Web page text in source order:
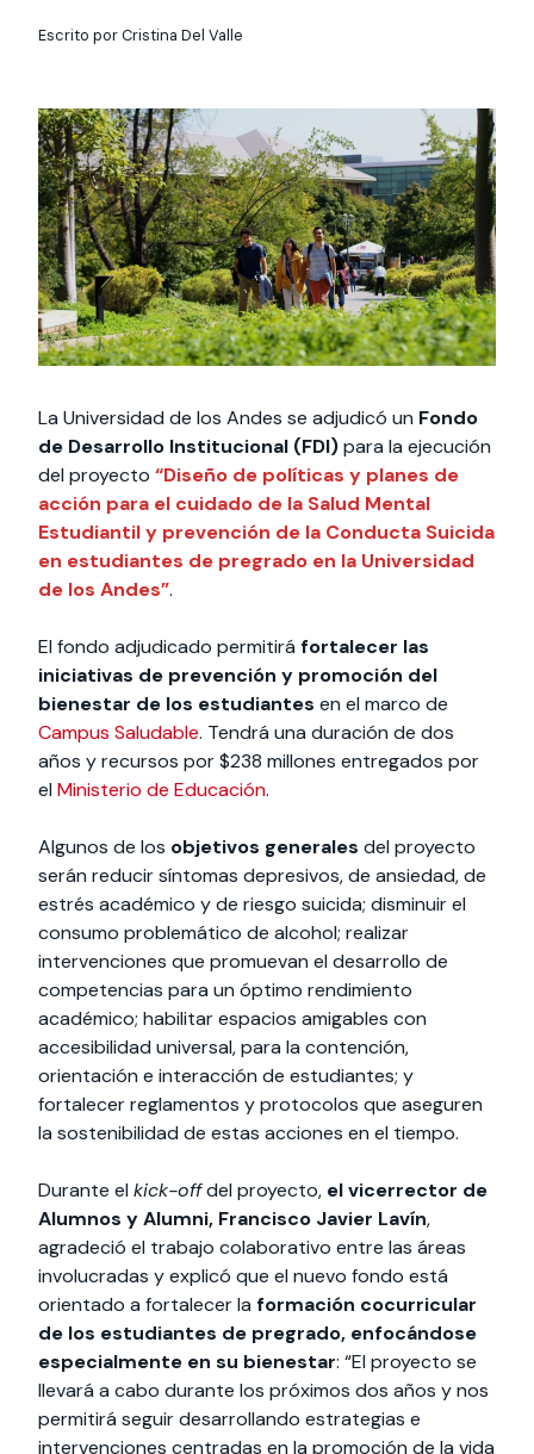
cursos
Te puede
interesar:
International
students
Facultades
sociedad
Te puede interesar:Filantropía y Donaciones
intercambio
Te puede
interesar:
Explora el campus
Uandes
Noticias
estudiantiles
Escrito por Cristina Del Valle
La Universidad de los Andes se adjudicó un Fondo
de Desarrollo Institucional (FDI)para la ejecución
del proyecto “Diseño de políticas y planes de
acción para el cuidado de la Salud Mental
Estudiantil y prevención de la Conducta Suicida
en estudiantes de pregrado en la Universidad
de los Andes”.
El fondo adjudicado permitirá fortalecer las
iniciativas de prevención y promoción del
bienestar de los estudiantes en el marco de
Campus Saludable. Tendrá una duración de dos
años y recursos por $238 millones entregados por
el Ministerio de Educación.
Algunos de los objetivos generales del proyecto
serán reducir síntomas depresivos, de ansiedad, de
estrés académico y de riesgo suicida; disminuir el
consumo problemático de alcohol; realizar
intervenciones que promuevan el desarrollo de
competencias para un óptimo rendimiento
académico; habilitar espacios amigables con
accesibilidad universal, para la contención,
orientación e interacción de estudiantes; y
fortalecer reglamentos y protocolos que aseguren
la sostenibilidad de estas acciones en el tiempo.
Durante el kick-offdel proyecto, el vicerrector de
Alumnos y Alumni, Francisco Javier Lavín,
agradeció el trabajo colaborativo entre las áreas
involucradas y explicó que el nuevo fondo está
orientado a fortalecer la formación cocurricular
de los estudiantes de pregrado, enfocándose
especialmente en su bienestar: “El proyecto se
llevará a cabo durante los próximos dos años y nos
permitirá seguir desarrollando estrategias e
intervenciones centradas en la promoción de la vida